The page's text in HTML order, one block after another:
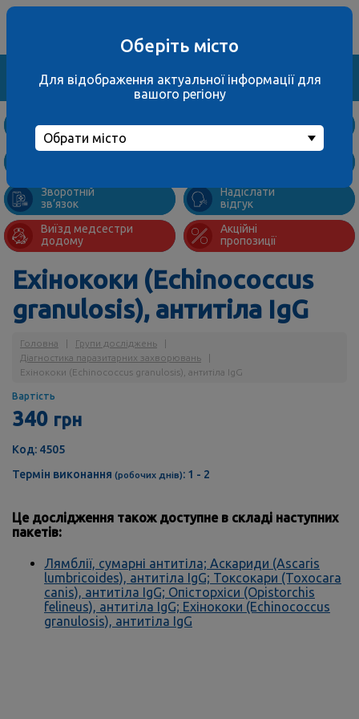
Знайти
та ціни
Підготовка
Адреси
Зворотній
зв’язок
Надіслати
відгук
Виїзд медсестри
додому
Акційні
пропозиції
Ехінококи (Echinococcus
granulosis), антитіла IgG
Головна Групи досліджень
Діагностика паразитарних захворювань
Ехінококи (Echinococcus granulosis), антитіла IgG
Це дослідження також доступне в складі наступних
пакетів:
Лямблії, сумарні антитіла; Аскариди (Ascaris
lumbricoides), антитіла IgG; Токсокари (Toxocara
canis), антитіла IgG; Опісторхіси (Opistorchis
felineus), антитіла IgG; Ехінококи (Echinococcus
granulosis), антитіла IgG
Вартість
340 грн
Код: 4505
Термін виконання (робочих днів): 1 - 2
Оберіть місто
Для відображення актуальної інформації для
вашого регіону
Обрати місто